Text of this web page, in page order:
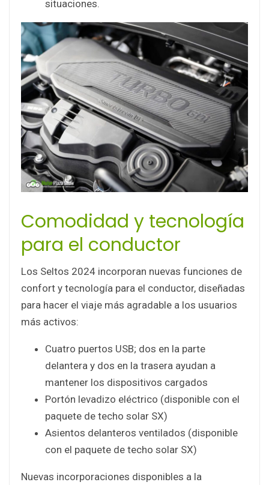
situaciones.
Comodidad y tecnología
para el conductor
Los Seltos 2024 incorporan nuevas funciones de
confort y tecnología para el conductor, diseñadas
para hacer el viaje más agradable a los usuarios
más activos:
Cuatro puertos USB; dos en la parte
delantera y dos en la trasera ayudan a
mantener los dispositivos cargados
Portón levadizo eléctrico (disponible con el
paquete de techo solar SX)
Asientos delanteros ventilados (disponible
con el paquete de techo solar SX)
Nuevas incorporaciones disponibles a la